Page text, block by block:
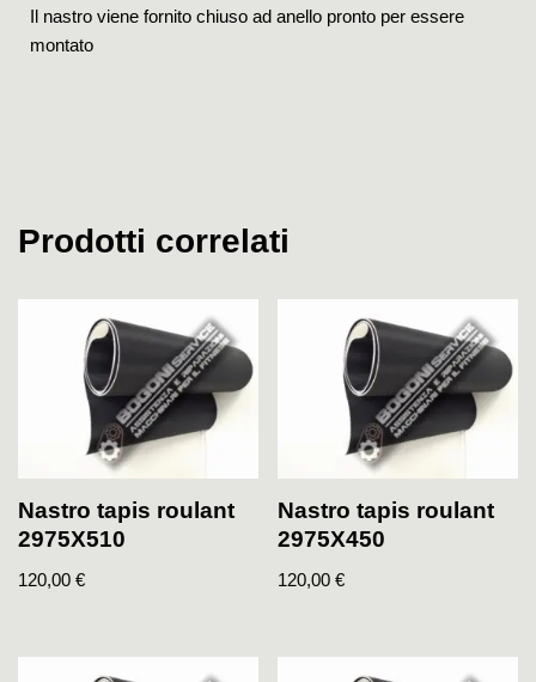
Il nastro viene fornito chiuso ad anello pronto per essere
montato
Prodotti correlati
Nastro tapis roulant
2975X510
120,00 €
Nastro tapis roulant
2975X450
120,00€